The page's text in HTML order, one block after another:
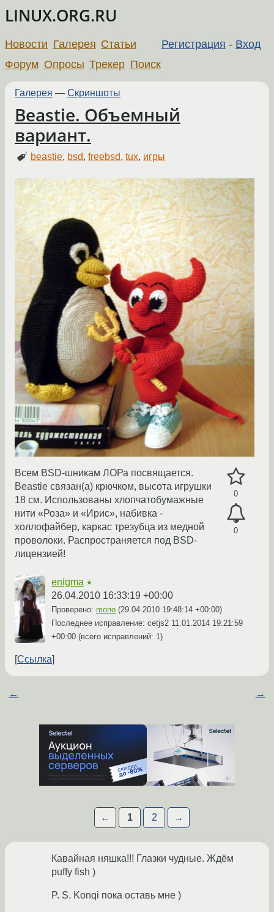
LINUX.ORG.RU
Регистрация - Вход
Новости Галерея Статьи
Форум Опросы Трекер Поиск
Галерея — Скриншоты
Beastie. Объемный
вариант.
beastie, bsd,freebsd,tux, игры
0
0
Всем BSD-шникам ЛОРа посвящается.
Beastie связан(а) крючком, высота игрушки
18 см. Использованы хлопчатобумажные
нити «Роза» и «Ирис», набивка -
холлофайбер, каркас трезубца из медной
проволоки. Распространяется под BSD-
лицензией!
enigma ★
26.04.2010 16:33:19 +00:00
Проверено: mono (29.04.2010 19:48:14 +00:00)
Последнее исправление: cetjs2 11.01.2014 19:21:59
+00:00 (всего исправлений: 1)
Ссылка
← →
← 1 2 →
Кавайная няшка!!! Глазки чудные. Ждём
puffy fish )
P. S. Konqi пока оставь мне )